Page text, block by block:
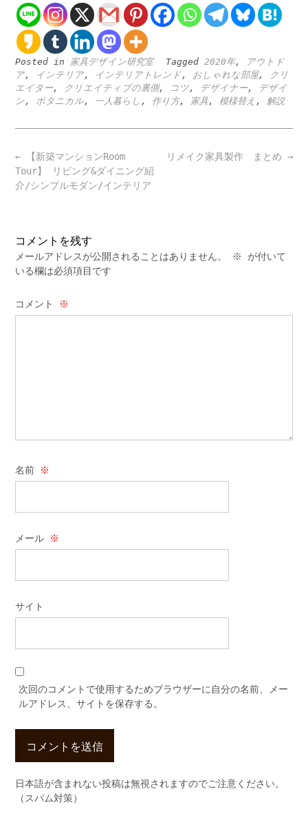
Posted in 家具デザイン研究室 Tagged 2020年,
アウトド
ア, インテリア, インテリアトレンド, おしゃれな部屋,
クリ
エイター, クリエイティブの裏側, コツ, デザイナー,
デザイ
ン, ボタニカル, 一人暮らし , 作り方, 家具, 模様替え , 解説
Post
navigation
リメイク家具製作 まとめ →
← 【新築マンションRoom
Tour】 リビング&ダイニング紹
介/シンプルモダン/インテリア
コメントを残す
メールアドレスが公開されることはありません。 ※
が付いて
いる欄は必須項目です
コメント ※
名前 ※
メール ※
サイト
次回のコメントで使用するためブラウザーに自分の名前、メー
ルアドレス、サイトを保存する。
日本語が含まれない投稿は無視されますのでご注意ください。
（スパム対策）